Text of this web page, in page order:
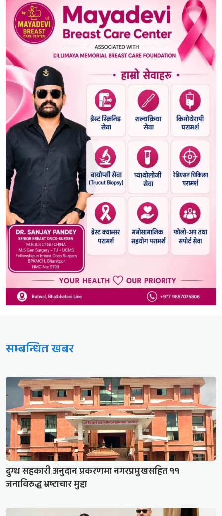
सम्बन्धित खबर
दुग्ध सहकारी अनुदान प्रकरणमा नगरप्रमुखसहित ११
जनाविरुद्ध भ्रष्टाचार मुद्दा